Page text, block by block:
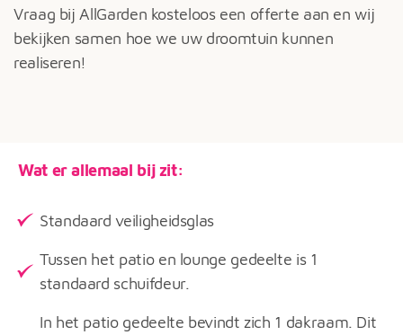
Vraag bij AllGarden kosteloos een offerte aan en wij
bekijken samen hoe we uw droomtuin kunnen
realiseren!
Wat er allemaal bij zit:
Standaard veiligheidsglas
Tussen het patio en lounge gedeelte is 1
standaard schuifdeur.
In het patio gedeelte bevindt zich 1 dakraam. Dit